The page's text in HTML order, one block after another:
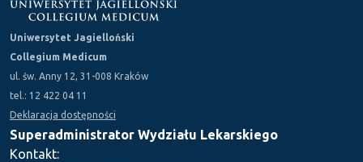
Uniwersytet Jagielloński
Collegium Medicum
ul. św. Anny 12, 31-008 Kraków
tel.: 12 422 04 11
Deklaracja dostępności
Superadministrator Wydziału Lekarskiego
Kontakt: